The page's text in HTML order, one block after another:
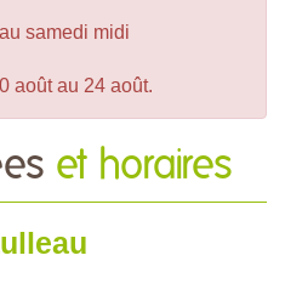
samedi midi
août au 24 août.
et horaires